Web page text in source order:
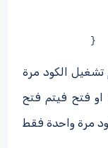
}
تشغيل الكود مرة
فتح فيتم فتح
مرة واحدة فقط